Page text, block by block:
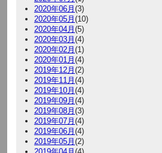
2020年06月 (3)
2020年05月 (10)
2020年04月 (5)
2020年03月 (4)
2020年02月 (1)
2020年01月 (4)
2019年12月 (2)
2019年11月 (4)
2019年10月 (4)
2019年09月 (4)
2019年08月 (3)
2019年07月 (4)
2019年06月 (4)
2019年05月 (2)